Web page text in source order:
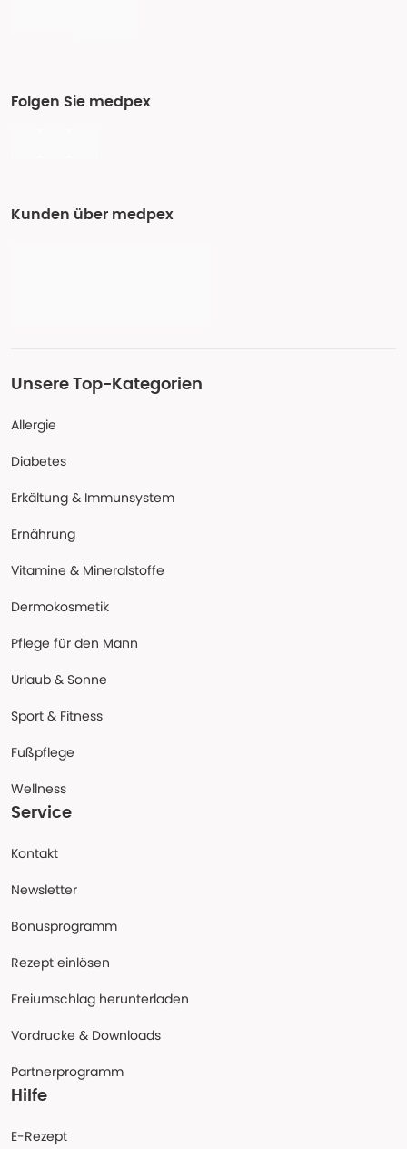
Folgen Sie medpex
Kunden über medpex
Unsere Top-Kategorien
Allergie
Diabetes
Erkältung & Immunsystem
Ernährung
Vitamine & Mineralstoffe
Dermokosmetik
Pflege für den Mann
Urlaub & Sonne
Sport & Fitness
Fußpflege
Wellness
Service
Kontakt
Newsletter
Bonusprogramm
Rezept einlösen
Freiumschlag herunterladen
Vordrucke & Downloads
Partnerprogramm
Hilfe
E-Rezept